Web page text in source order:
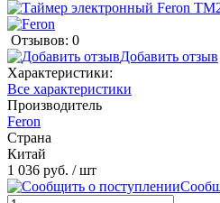
Отзывов: 0
Добавить отзыв
Характеристики:
Все характеристики
Производитель
Feron
Страна
Китай
1 036 руб. / шт